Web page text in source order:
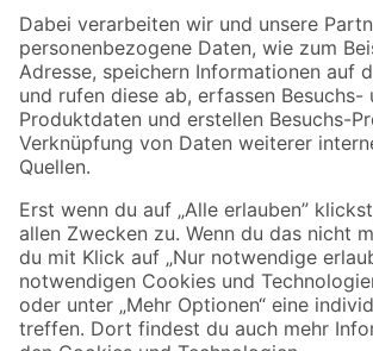
Zahlungsarten Versandarten
Sicher einkaufen
Jetzt die toom-App herunterladen